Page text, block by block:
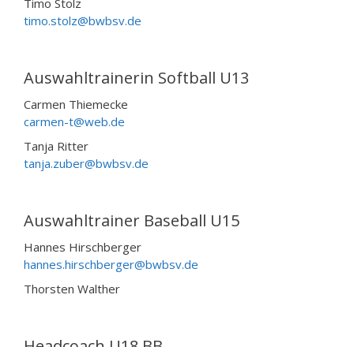
Timo Stolz
timo.stolz@bwbsv.de
Auswahltrainerin Softball U13
Carmen Thiemecke
carmen-t@web.de
Tanja Ritter
tanja.zuber@bwbsv.de
Auswahltrainer Baseball U15
Hannes Hirschberger
hannes.hirschberger@bwbsv.de
Thorsten Walther